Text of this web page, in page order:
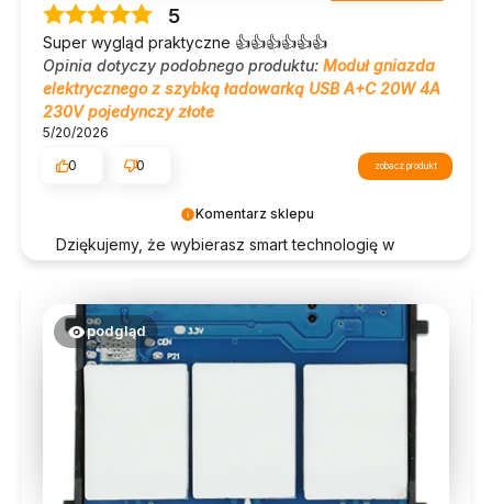
Komentarz sklepu
Dziękujemy, że wybierasz smart technologię w
5
Super wygląd praktyczne 👍👍👍👍👍👍
Opinia dotyczy podobnego produktu: Moduł gniazda
elektrycznego z szybką ładowarką USB A+C 20W 4A
230V pojedynczy złote
5/20/2026
0
0 zobacz produkt
podgląd